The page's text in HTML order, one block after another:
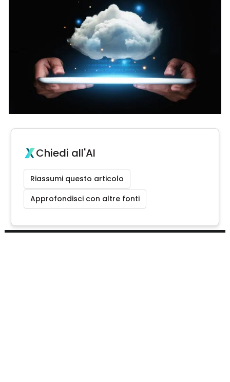
Chiedi all'AI
Riassumi questo articolo
Approfondisci con altre fonti